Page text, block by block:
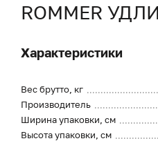
ROMMER
Характеристики
Вес брутто, кг
Производитель
Ширина упаковки, см
Высота упаковки, см